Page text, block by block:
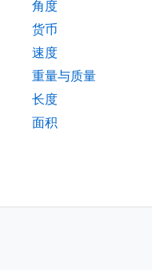
角度
货币
速度
重量与质量
长度
面积